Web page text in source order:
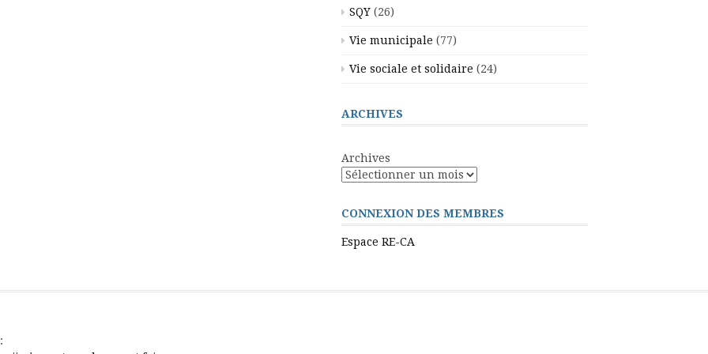
SQY (26)
Vie municipale (77)
Vie sociale et solidaire (24)
ARCHIVES
Archives
CONNEXION DES MEMBRES
Espace RE-CA